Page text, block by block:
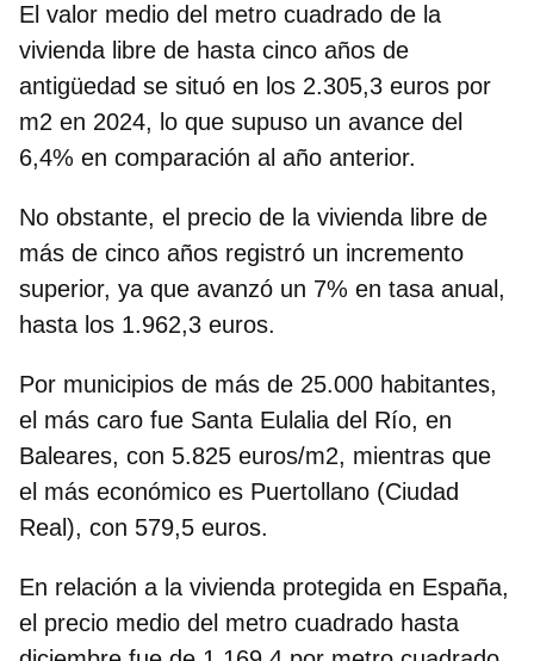
El valor medio del metro cuadrado de la
vivienda libre de hasta cinco años de
antigüedad se situó en los 2.305,3 euros por
m2 en 2024, lo que supuso un avance del
6,4% en comparación al año anterior.
No obstante, el precio de la vivienda libre de
más de cinco años registró un incremento
superior, ya que avanzó un 7% en tasa anual,
hasta los 1.962,3 euros.
Por municipios de más de 25.000 habitantes,
el más caro fue Santa Eulalia del Río, en
Baleares, con 5.825 euros/m2, mientras que
el más económico es Puertollano (Ciudad
Real), con 579,5 euros.
En relación a la vivienda protegida en España,
el precio medio del metro cuadrado hasta